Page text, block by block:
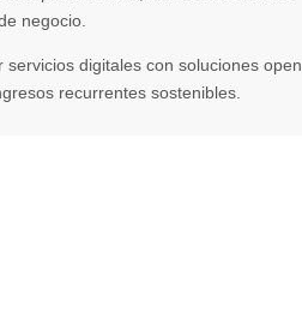
negocio.
digitales con soluciones open
recurrentes sostenibles.